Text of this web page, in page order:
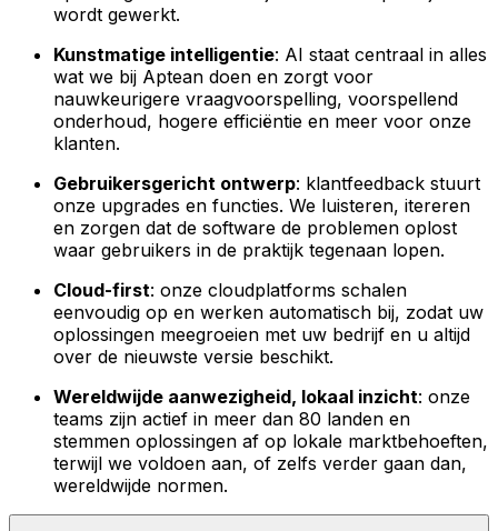
wordt gewerkt.
Kunstmatige intelligentie: AI staat centraal in alles
wat we bij Aptean doen en zorgt voor
nauwkeurigere vraagvoorspelling, voorspellend
onderhoud, hogere efficiëntie en meer voor onze
klanten.
Gebruikersgericht ontwerp: klantfeedback stuurt
onze upgrades en functies. We luisteren, itereren
en zorgen dat de software de problemen oplost
waar gebruikers in de praktijk tegenaan lopen.
Cloud-first: onze cloudplatforms schalen
eenvoudig op en werken automatisch bij, zodat uw
oplossingen meegroeien met uw bedrijf en u altijd
over de nieuwste versie beschikt.
Wereldwijde aanwezigheid, lokaal inzicht: onze
teams zijn actief in meer dan 80 landen en
stemmen oplossingen af op lokale marktbehoeften,
terwijl we voldoen aan, of zelfs verder gaan dan,
wereldwijde normen.